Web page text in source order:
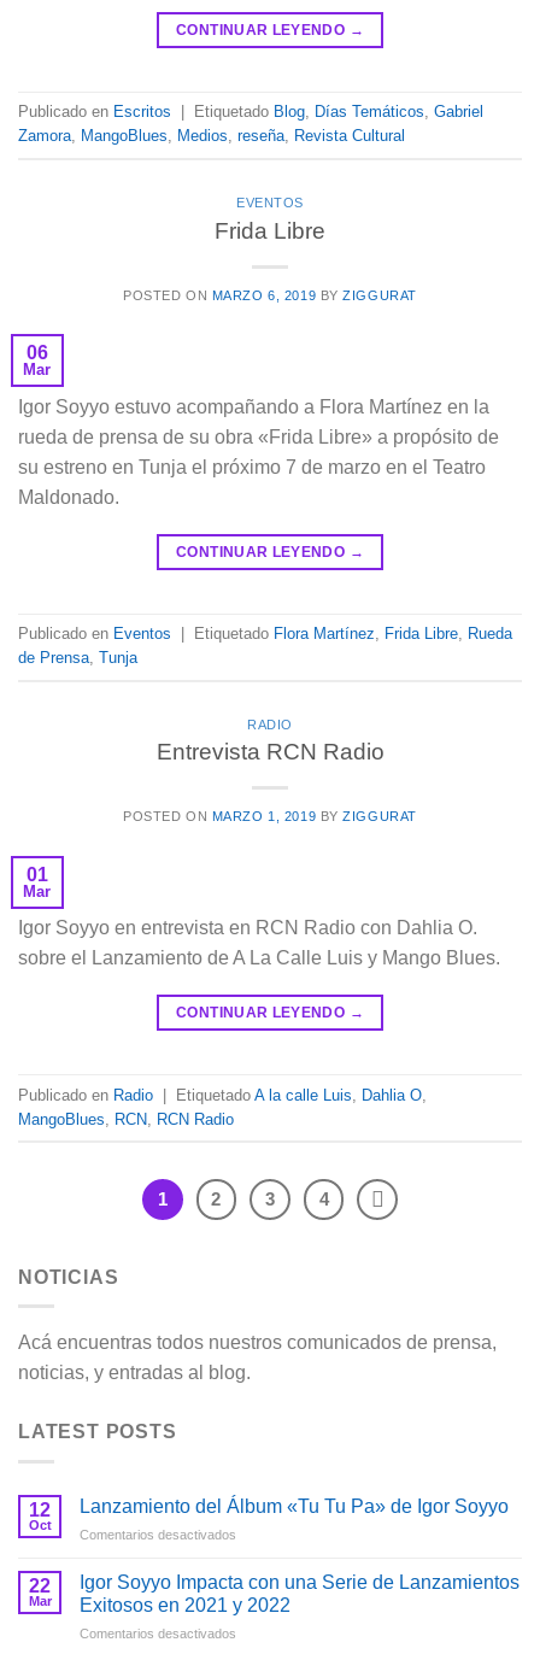
CONTINUAR LEYENDO →
Publicado en Escritos Etiquetado Blog, Días Temáticos, Gabriel
Zamora, MangoBlues, Medios, reseña, Revista Cultural
EVENTOS
Frida Libre
POSTED ON MARZO 6, 2019 BYZIGGURAT
06
Mar
Igor Soyyo estuvo acompañando a Flora Martínez en la
rueda de prensa de su obra «Frida Libre» a propósito de
su estreno en Tunja el próximo 7 de marzo en el Teatro
Maldonado.
CONTINUAR LEYENDO →
Publicado en Eventos Etiquetado Flora Martínez Frida Libre
Rueda
de Prensa Tunja
RADIO
Entrevista RCN Radio
POSTED ON MARZO 1, 2019 BYZIGGURAT
01
Mar
Igor Soyyo en entrevista en RCN Radio con Dahlia O.
sobre el Lanzamiento de A La Calle Luis y Mango Blues.
CONTINUAR LEYENDO →
Publicado en Radio | Etiquetado A la calle Luis Dahlia O
MangoBlues
RCN RCN Radio
1 2 3 4
NOTICIAS
Acá encuentras todos nuestros comunicados de prensa,
noticias, y entradas al blog.
LATEST POSTS
12
Oct
Lanzamiento del Álbum «Tu Tu Pa» de Igor Soyyo
Comentarios desactivados
Álbum
«Tu
22
Mar
Igor Soyyo Impacta con una Serie de Lanzamientos
Exitosos en 2021 y 2022
Comentarios desactivados